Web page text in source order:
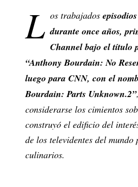
L os trabajados
durante once años,
Channel bajo el título
“Anthony Bourdain: No
luego para CNN, con el
Bourdain: Parts Unknown.2”
considerarse los cimientos
construyó el edificio del
de los televidentes del mundo
culinarios.